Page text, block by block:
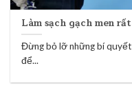
Làm sạch gạch men
Đừng bỏ lỡ những bí
để...